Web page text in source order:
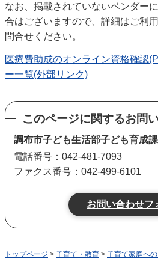
なお、掲載されていないベンダー
合はございますので、詳細はご利
問合せください。
医療費助成のオンライン資格確認
ー一覧(外部リンク)
このページに関するお問
調布市子ども生活部子ども育成課
電話番号：042-481-7093
ファクス番号：042-499-6101
トップページ > 子育て・教育 > 子育て家庭へ